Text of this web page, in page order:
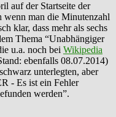
auf der Startseite der
wenn man die Minutenzahl
klar, dass mehr als sechs
Thema “Unabhängiger
u.a. noch bei Wikipedia
ebenfalls 08.07.2014)
unterlegten, aber
- Es ist ein Fehler
werden”.